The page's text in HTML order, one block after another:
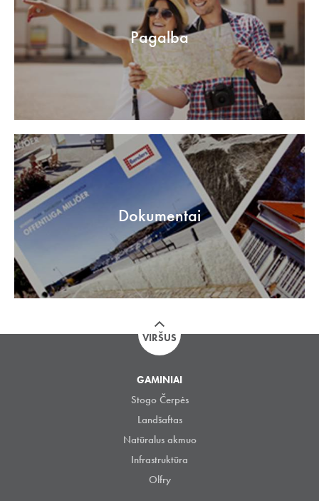
Pagalba
Dokumentai
VIRŠUS
GAMINIAI
Stogo Čerpės
Landšaftas
Natūralus akmuo
Infrastruktūra
Olfry